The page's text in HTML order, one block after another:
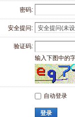
密码:
安全提问:
验证码:
输入下图中的
自动登录
登录